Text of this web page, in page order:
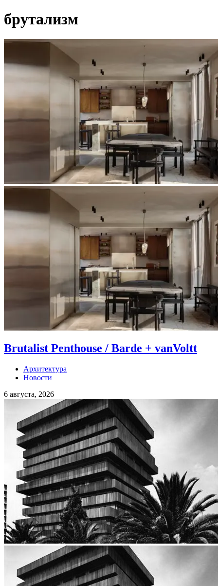
брутализм
Brutalist Penthouse / Barde + vanVoltt
Архитектура
Новости
6 августа, 2026